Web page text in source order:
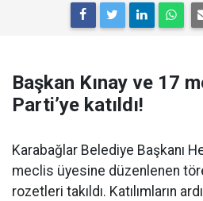
Başkan Kınay ve 17
Parti’ye katıldı!
Karabağlar Belediye Başkanı
meclis üyesine düzenlenen
rozetleri takıldı. Katılımların